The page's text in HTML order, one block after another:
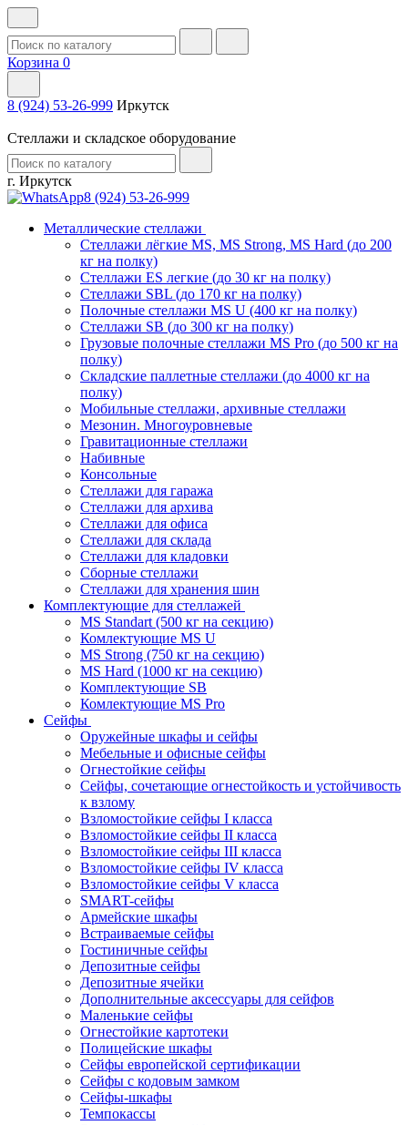
Корзина 0
8 (924) 53-26-999 Иркутск
Стеллажи и складское оборудование
г. Иркутск
8 (924) 53-26-999
Металлические стеллажи
Стеллажи лёгкие MS, MS Strong, MS Hard (до 200
кг на полку)
Стеллажи ES легкие (до 30 кг на полку)
Стеллажи SBL (до 170 кг на полку)
Полочные стеллажи MS U (400 кг на полку)
Стеллажи SB (до 300 кг на полку)
Грузовые полочные стеллажи MS Pro (до 500 кг на
полку)
Складские паллетные стеллажи (до 4000 кг на
полку)
Мобильные стеллажи, архивные стеллажи
Мезонин. Многоуровневые
Гравитационные стеллажи
Набивные
Консольные
Стеллажи для гаража
Стеллажи для архива
Стеллажи для офиса
Стеллажи для склада
Стеллажи для кладовки
Сборные стеллажи
Стеллажи для хранения шин
Комплектующие для стеллажей
MS Standart (500 кг на секцию)
Комлектующие MS U
MS Strong (750 кг на секцию)
MS Hard (1000 кг на секцию)
Комплектующие SB
Комлектующие MS Pro
Сейфы
Оружейные шкафы и сейфы
Мебельные и офисные сейфы
Огнестойкие сейфы
Сейфы, сочетающие огнестойкость и устойчивость
к взлому
Взломостойкие сейфы I класса
Взломостойкие сейфы II класса
Взломостойкие сейфы III класса
Взломостойкие сейфы IV класса
Взломостойкие сейфы V класса
SMART-сейфы
Армейские шкафы
Встраиваемые сейфы
Гостиничные сейфы
Депозитные сейфы
Депозитные ячейки
Дополнительные аксессуары для сейфов
Маленькие сейфы
Огнестойкие картотеки
Полицейские шкафы
Сейфы европейской сертификации
Сейфы с кодовым замком
Сейфы-шкафы
Темпокассы